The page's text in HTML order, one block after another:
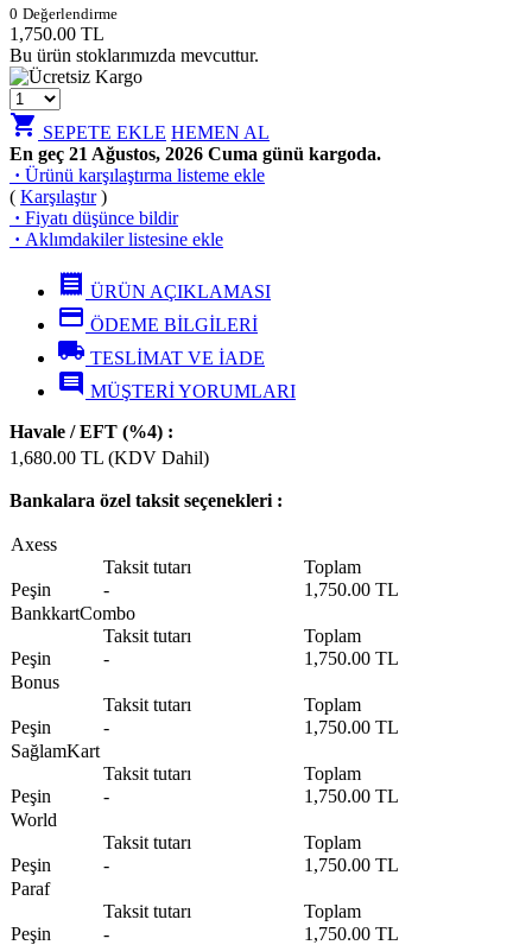
0 Değerlendirme
1,750.00 TL
Bu ürün stoklarımızda mevcuttur.
shopping_cart SEPETE EKLE HEMEN AL
En geç 21 Ağustos, 2026 Cuma günü kargoda.
· Ürünü karşılaştırma listeme ekle
( Karşılaştır)
· Fiyatı düşünce bildir
· Aklımdakiler listesine ekle
receipt ÜRÜN AÇIKLAMASI
credit_card ÖDEME BİLGİLERİ
local_shipping TESLİMAT VE İADE
comment MÜŞTERİ YORUMLARI
Havale / EFT (%4) :
1,680.00 TL (KDV Dahil)
Bankalara özel taksit seçenekleri :
Axess
Taksit tutarı
Toplam
Peşin
-
1,750.00 TL
BankkartCombo
Taksit tutarı
Toplam
Peşin
-
1,750.00 TL
Bonus
Taksit tutarı
Toplam
Peşin
-
1,750.00 TL
SağlamKart
Taksit tutarı
Toplam
Peşin
-
1,750.00 TL
World
Taksit tutarı
Toplam
Peşin
-
1,750.00 TL
Paraf
Taksit tutarı
Toplam
Peşin
-
1,750.00 TL